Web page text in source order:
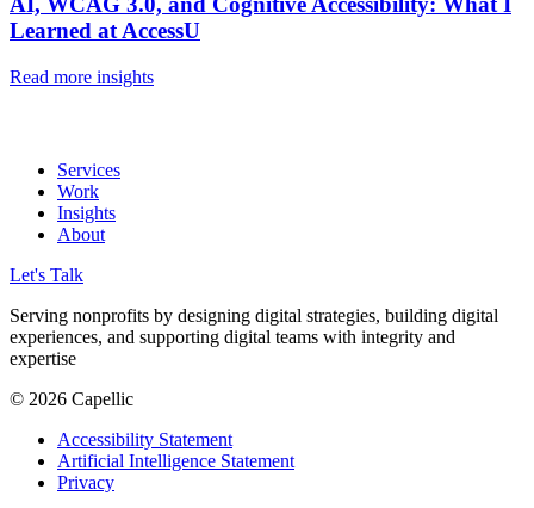
Learned at AccessU
Read more insights
Services
Work
Insights
About
Let's Talk
Serving nonprofits by designing digital strategies, building digital
experiences, and supporting digital teams with integrity and
expertise
© 2026 Capellic
Accessibility Statement
Artificial Intelligence Statement
Privacy